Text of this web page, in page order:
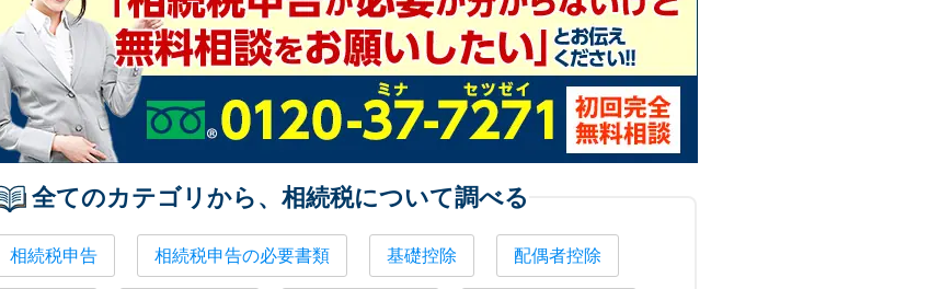
全てのカテゴリから、相続税について調べる
相続税申告 相続税申告の必要書類 基礎控除 配偶者控除